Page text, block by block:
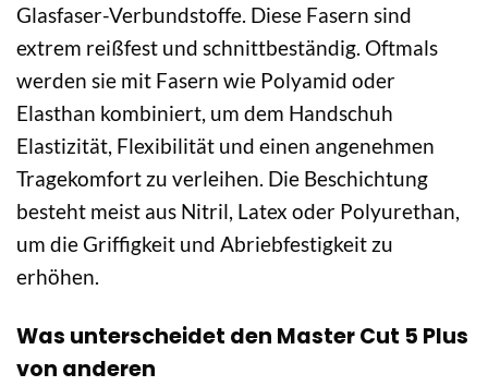
Glasfaser-Verbundstoffe. Diese Fasern sind
extrem reißfest und schnittbeständig. Oftmals
werden sie mit Fasern wie Polyamid oder
Elasthan kombiniert, um dem Handschuh
Elastizität, Flexibilität und einen angenehmen
Tragekomfort zu verleihen. Die Beschichtung
besteht meist aus Nitril, Latex oder Polyurethan,
um die Griffigkeit und Abriebfestigkeit zu
erhöhen.
Was unterscheidet den Master Cut 5 Plus
von anderen